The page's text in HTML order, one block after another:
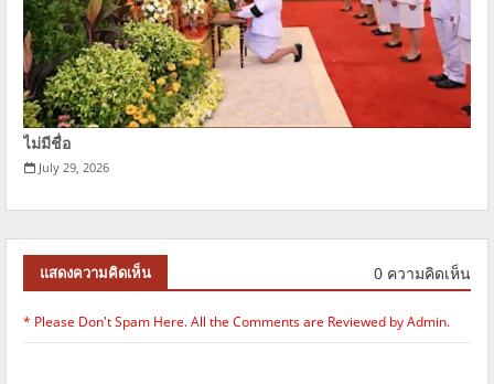
ไม่มีชื่อ
July 29, 2026
แสดงความคิดเห็น 0 ความคิดเห็น
* Please Don't Spam Here. All the Comments are Reviewed by Admin.